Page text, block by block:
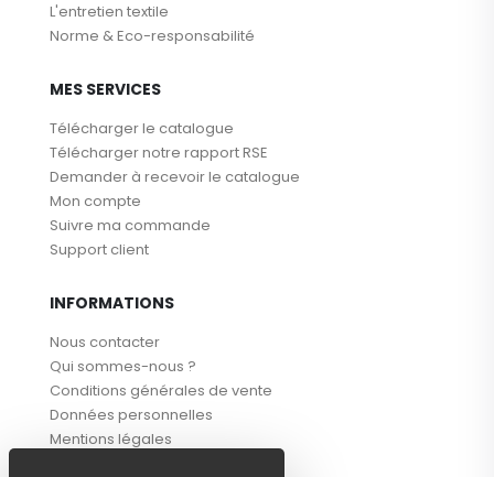
L'entretien textile
Norme & Eco-responsabilité
MES SERVICES
Télécharger le catalogue
Télécharger notre rapport RSE
Demander à recevoir le catalogue
Mon compte
Suivre ma commande
Support client
INFORMATIONS
Nous contacter
Qui sommes-nous ?
Conditions générales de vente
Données personnelles
Mentions légales